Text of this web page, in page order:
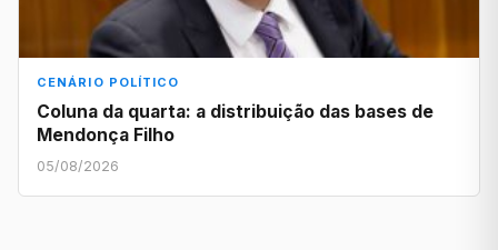
CENÁRIO POLÍTICO
Coluna da quarta: a distribuição das bases de
Mendonça Filho
05/08/2026